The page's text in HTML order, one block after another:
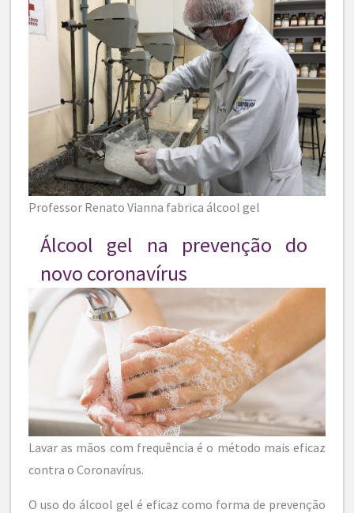
Professor Renato Vianna fabrica álcool gel
Álcool gel na prevenção do
novo coronavírus
Lavar as mãos com frequência é o método mais eficaz
contra o Coronavírus.
O uso do álcool gel é eficaz como forma de prevenção